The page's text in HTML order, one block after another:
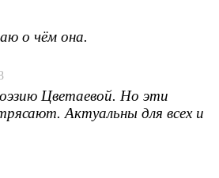
о чём она.
Цветаевой. Но эти
Актуальны для всех и